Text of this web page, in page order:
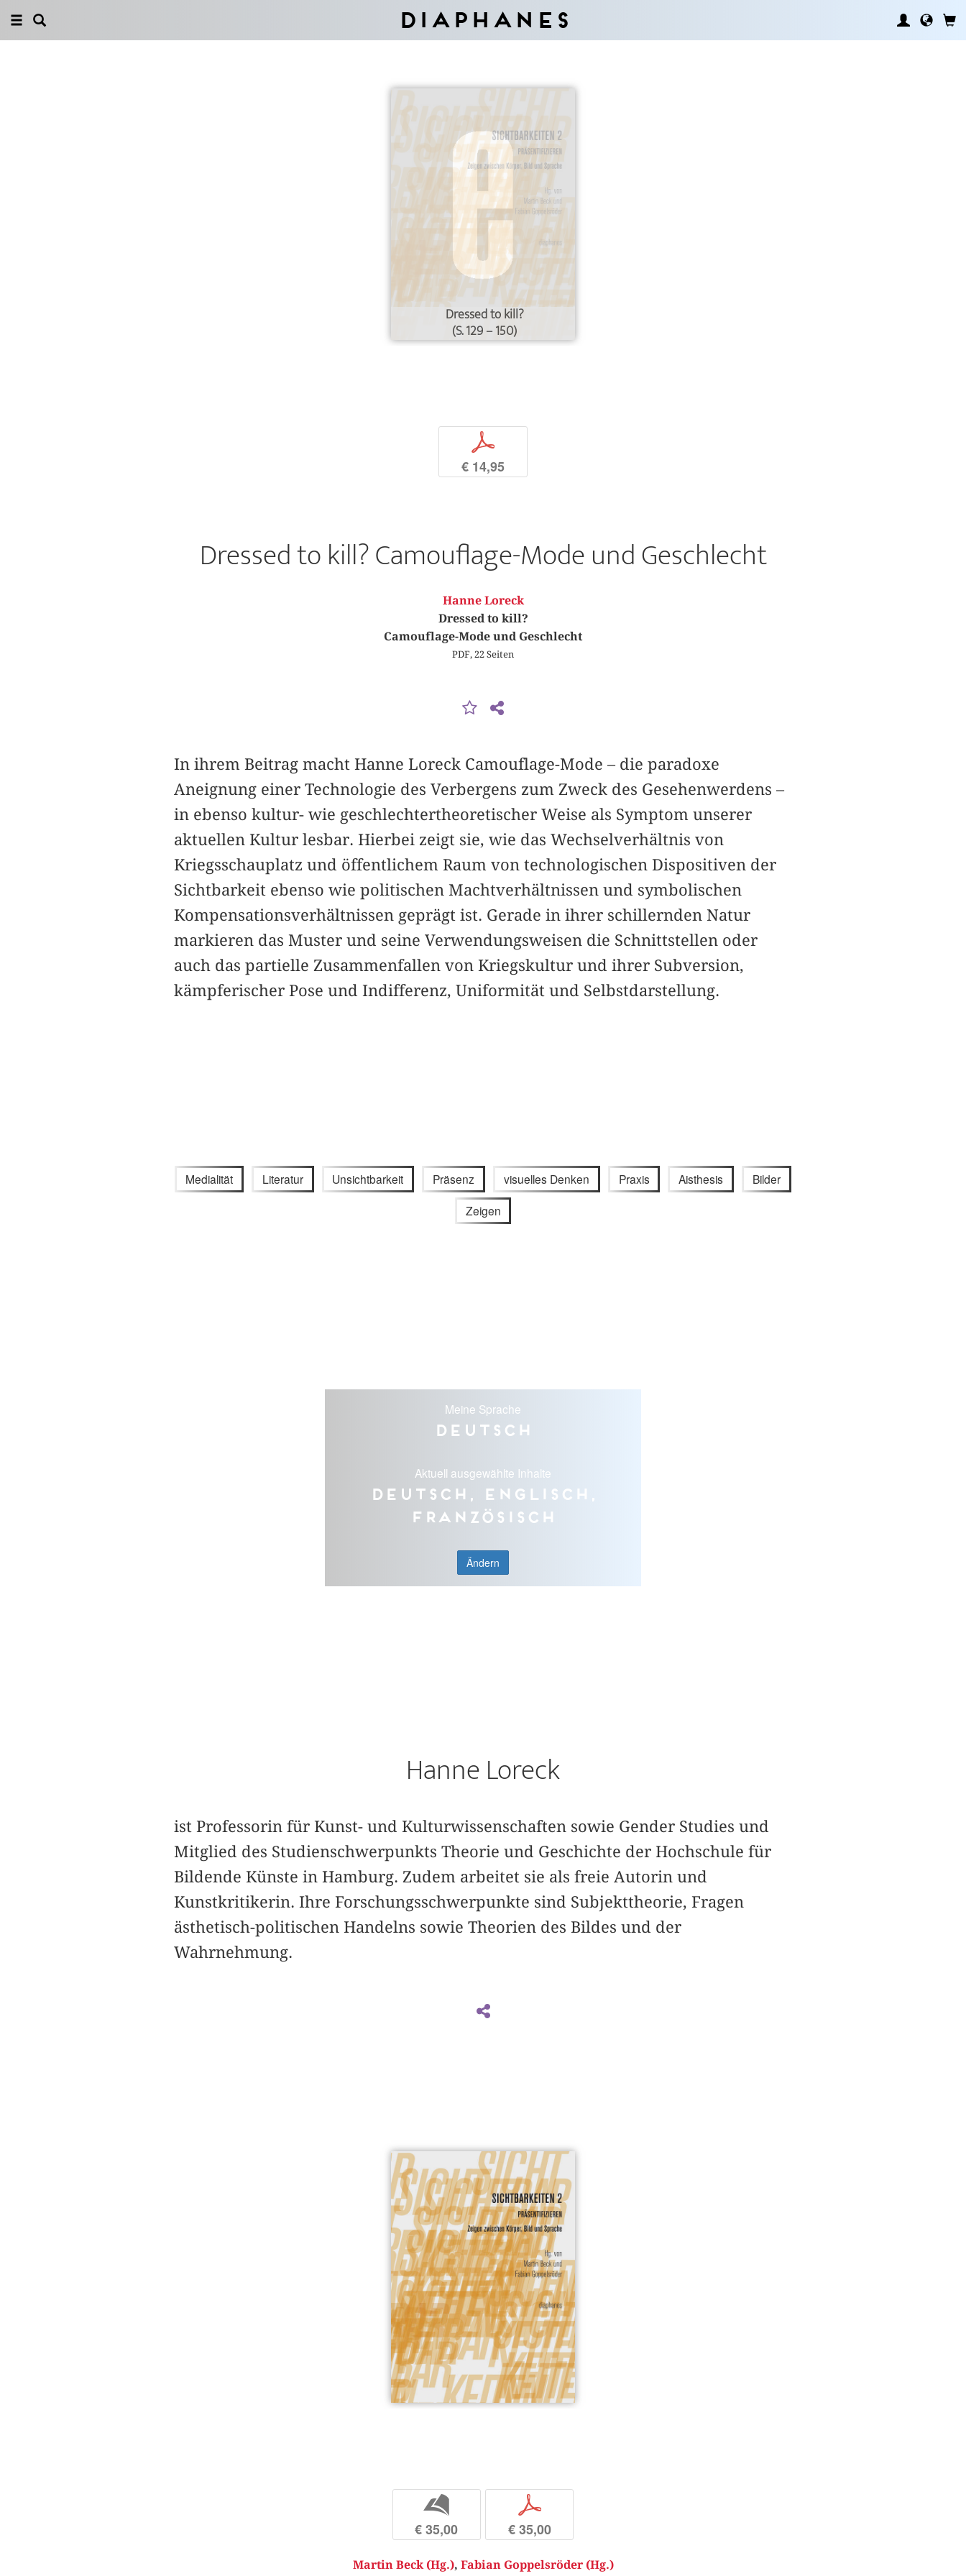
Diaphanes
Dressed to kill?
(S. 129 – 150)
p
€ 14,95
Dressed to kill? Camouflage-Mode und Geschlecht
Hanne Loreck
Dressed to kill?
Camouflage-Mode und Geschlecht
PDF, 22 Seiten
In ihrem Beitrag macht Hanne Loreck Camouflage-Mode – die paradoxe
Aneignung einer Technologie des Verbergens zum Zweck des Gesehenwerdens –
in ebenso kultur- wie geschlechtertheoretischer Weise als Symptom unserer
aktuellen Kultur lesbar. Hierbei zeigt sie, wie das Wechselverhältnis von
Kriegsschauplatz und öffentlichem Raum von technologischen Dispositiven der
Sichtbarkeit ebenso wie politischen Machtverhältnissen und symbolischen
Kompensationsverhältnissen geprägt ist. Gerade in ihrer schillernden Natur
markieren das Muster und seine Verwendungsweisen die Schnittstellen oder
auch das partielle Zusammenfallen von Kriegskultur und ihrer Subversion,
kämpferischer Pose und Indifferenz, Uniformität und Selbstdarstellung.
Medialität Literatur Unsichtbarkeit Präsenz visuelles Denken Praxis Aisthesis Bilder
Zeigen
Meine Sprache
Deutsch
Aktuell ausgewählte Inhalte
Deutsch, Englisch,
Französisch
Ändern
Hanne Loreck
ist Professorin für Kunst- und Kulturwissenschaften sowie Gender Studies und
Mitglied des Studienschwerpunkts Theorie und Geschichte der Hochschule für
Bildende Künste in Hamburg. Zudem arbeitet sie als freie Autorin und
Kunstkritikerin. Ihre Forschungsschwerpunkte sind Subjekttheorie, Fragen
ästhetisch-politischen Handelns sowie Theorien des Bildes und der
Wahrnehmung.
b
€ 35,00
p
€ 35,00
Martin Beck (Hg.), Fabian Goppelsröder (Hg.)